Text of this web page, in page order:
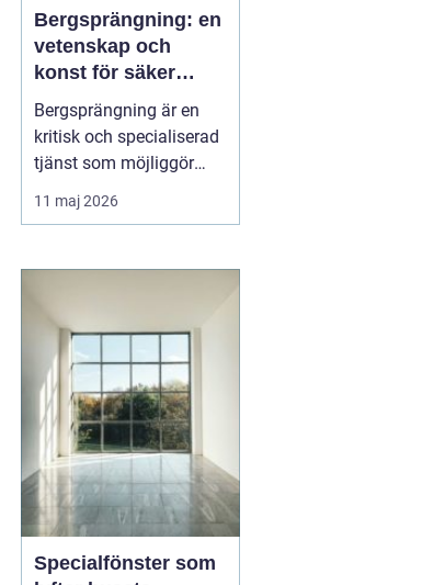
Bergsprängning: en
vetenskap och
konst för säker
konstruktion i
stockholm
Bergsprängning är en
kritisk och specialiserad
tjänst som möjliggör
stadsutveckling och
infrastrukturella
använda kontrollerade
byggföretag skapa
utrymme för allt från ...
11 maj 2026
Specialfönster som